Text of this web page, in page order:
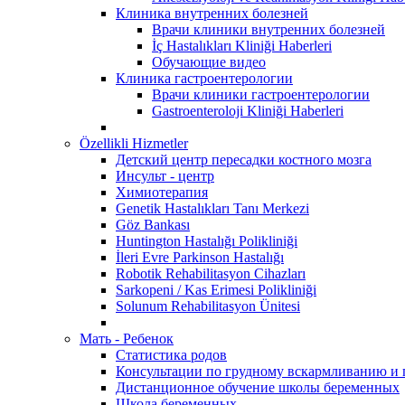
Клиника внутренних болезней
Врачи клиники внутренних болезней
İç Hastalıkları Kliniği Haberleri
Обучающие видео
Клиника гастроентерологии
Врачи клиники гастроентерологии
Gastroenteroloji Kliniği Haberleri
Özellikli Hizmetler
Детский центр пересадки костного мозга
Инсульт - центр
Химиотерапия
Genetik Hastalıkları Tanı Merkezi
Göz Bankası
Huntington Hastalığı Polikliniği
İleri Evre Parkinson Hastalığı
Robotik Rehabilitasyon Cihazları
Sarkopeni / Kas Erimesi Polikliniği
Solunum Rehabilitasyon Ünitesi
Мать - Ребенок
Статистика родов
Консультации по грудному вскармливанию и
Дистанционное обучение школы беременных